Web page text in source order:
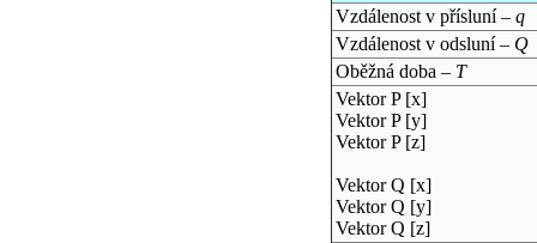
Vzdálenost v přísluní – q
Vzdálenost v odsluní – Q
Oběžná doba – T
Vektor P [x]
Vektor P [y]
Vektor P [z]
Vektor Q [x]
Vektor Q [y]
Vektor Q [z]